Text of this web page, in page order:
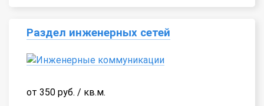
Раздел инженерных сетей
от 350 руб. / кв.м.